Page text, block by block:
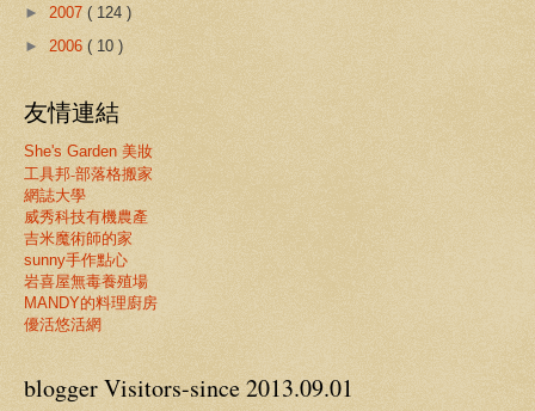
► 2007 ( 124 )
► 2006 ( 10 )
友情連結
She's Garden 美妝
工具邦-部落格搬家
網誌大學
威秀科技有機農產
吉米魔術師的家
sunny手作點心
岩喜屋無毒養殖場
MANDY的料理廚房
優活悠活網
blogger Visitors-since 2013.09.01